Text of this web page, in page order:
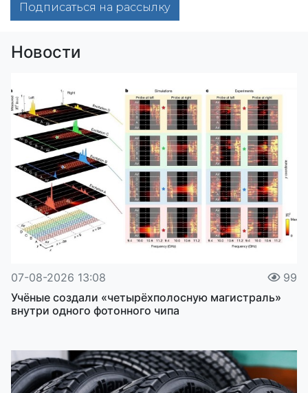
Подписаться на рассылку
Новости
07-08-2026 13:08
99
Учёные создали «четырёхполосную магистраль»
внутри одного фотонного чипа